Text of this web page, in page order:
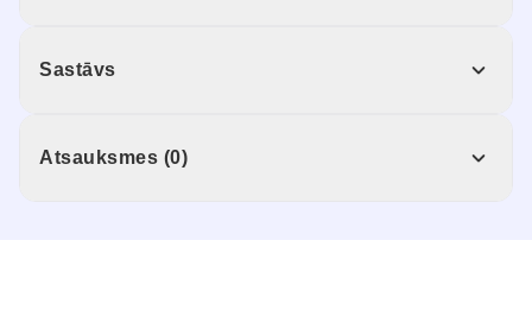
Sastāvs
Atsauksmes (0)